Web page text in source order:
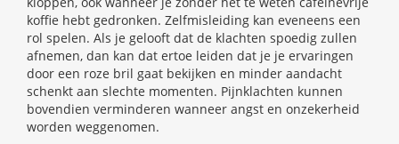
koffie hebt gedronken. Zelfmisleiding kan eveneens een
rol spelen. Als je gelooft dat de klachten spoedig zullen
afnemen, dan kan dat ertoe leiden dat je je ervaringen
door een roze bril gaat bekijken en minder aandacht
schenkt aan slechte momenten. Pijnklachten kunnen
bovendien verminderen wanneer angst en onzekerheid
worden weggenomen.